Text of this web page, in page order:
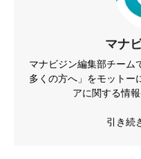
マナ
マナビジン編集部チーム
多くの方へ」をモットー
アに関する情
引き続